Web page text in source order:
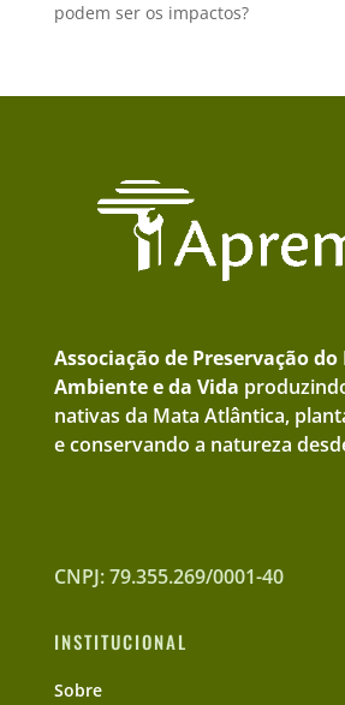
podem ser os impactos?
Associação de Preservação do
Ambiente e da Vida
nativas da Mata Atlântica,
e conservando a natureza
CNPJ: 79.355.269/0001-40
INSTITUCIONAL
Sobre